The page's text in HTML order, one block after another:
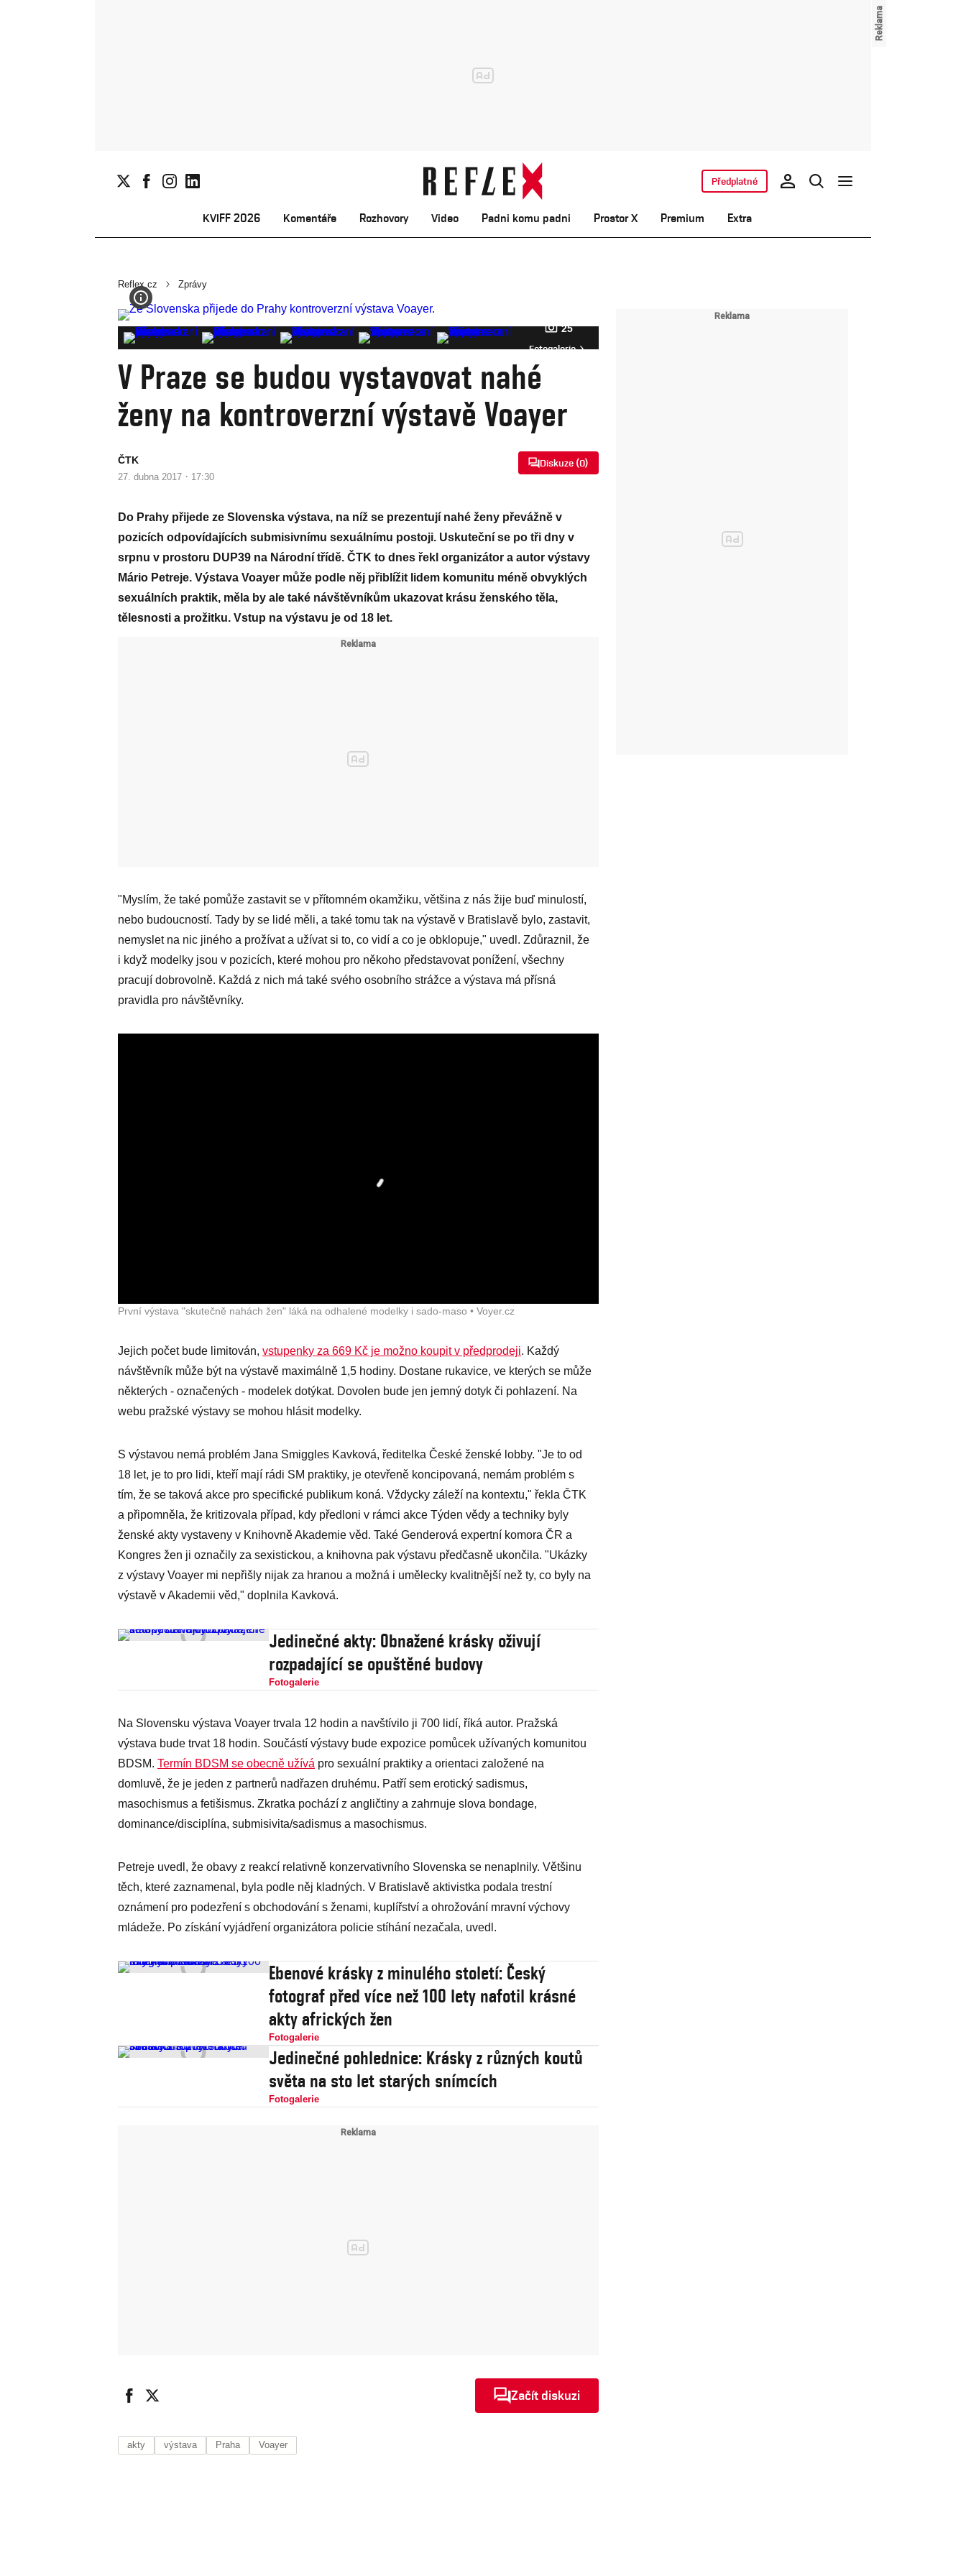
KVIFF 2026 Komentáře Rozhovory Video Padni komu padni Prostor X Premium Extra
Předplatné
Reflex.cz Zprávy
25
Fotogalerie
V Praze se budou vystavovat nahé
ženy na kontroverzní výstavě Voayer
ČTK
27. dubna 2017 · 17:30
Diskuze (0)
Do Prahy přijede ze Slovenska výstava, na níž se prezentují nahé ženy převážně v
pozicích odpovídajících submisivnímu sexuálnímu postoji. Uskuteční se po tři dny v
srpnu v prostoru DUP39 na Národní třídě. ČTK to dnes řekl organizátor a autor výstavy
Mário Petreje. Výstava Voayer může podle něj přiblížit lidem komunitu méně obvyklých
sexuálních praktik, měla by ale také návštěvníkům ukazovat krásu ženského těla,
tělesnosti a prožitku. Vstup na výstavu je od 18 let.
"Myslím, že také pomůže zastavit se v přítomném okamžiku, většina z nás žije buď minulostí,
nebo budoucností. Tady by se lidé měli, a také tomu tak na výstavě v Bratislavě bylo, zastavit,
nemyslet na nic jiného a prožívat a užívat si to, co vidí a co je obklopuje," uvedl. Zdůraznil, že
i když modelky jsou v pozicích, které mohou pro někoho představovat ponížení, všechny
pracují dobrovolně. Každá z nich má také svého osobního strážce a výstava má přísná
pravidla pro návštěvníky.
První výstava "skutečně nahách žen" láká na odhalené modelky i sado-maso • Voyer.cz
Jejich počet bude limitován, vstupenky za 669 Kč je možno koupit v předprodeji. Každý
návštěvník může být na výstavě maximálně 1,5 hodiny. Dostane rukavice, ve kterých se může
některých - označených - modelek dotýkat. Dovolen bude jen jemný dotyk či pohlazení. Na
webu pražské výstavy se mohou hlásit modelky.
S výstavou nemá problém Jana Smiggles Kavková, ředitelka České ženské lobby. "Je to od
18 let, je to pro lidi, kteří mají rádi SM praktiky, je otevřeně koncipovaná, nemám problém s
tím, že se taková akce pro specifické publikum koná. Vždycky záleží na kontextu," řekla ČTK
a připomněla, že kritizovala případ, kdy předloni v rámci akce Týden vědy a techniky byly
ženské akty vystaveny v Knihovně Akademie věd. Také Genderová expertní komora ČR a
Kongres žen ji označily za sexistickou, a knihovna pak výstavu předčasně ukončila. "Ukázky
z výstavy Voayer mi nepřišly nijak za hranou a možná i umělecky kvalitnější než ty, co byly na
výstavě v Akademii věd," doplnila Kavková.
Jedinečné akty: Obnažené krásky oživují
rozpadající se opuštěné budovy
Fotogalerie
Na Slovensku výstava Voayer trvala 12 hodin a navštívilo ji 700 lidí, říká autor. Pražská
výstava bude trvat 18 hodin. Součástí výstavy bude expozice pomůcek užívaných komunitou
BDSM. Termín BDSM se obecně užívá pro sexuální praktiky a orientaci založené na
domluvě, že je jeden z partnerů nadřazen druhému. Patří sem erotický sadismus,
masochismus a fetišismus. Zkratka pochází z angličtiny a zahrnuje slova bondage,
dominance/disciplína, submisivita/sadismus a masochismus.
Petreje uvedl, že obavy z reakcí relativně konzervativního Slovenska se nenaplnily. Většinu
těch, které zaznamenal, byla podle něj kladných. V Bratislavě aktivistka podala trestní
oznámení pro podezření s obchodování s ženami, kuplířství a ohrožování mravní výchovy
mládeže. Po získání vyjádření organizátora policie stíhání nezačala, uvedl.
Ebenové krásky z minulého století: Český
fotograf před více než 100 lety nafotil krásné
akty afrických žen
Fotogalerie
Jedinečné pohlednice: Krásky z různých koutů
světa na sto let starých snímcích
Fotogalerie
Začít diskuzi
akty výstava Praha Voayer